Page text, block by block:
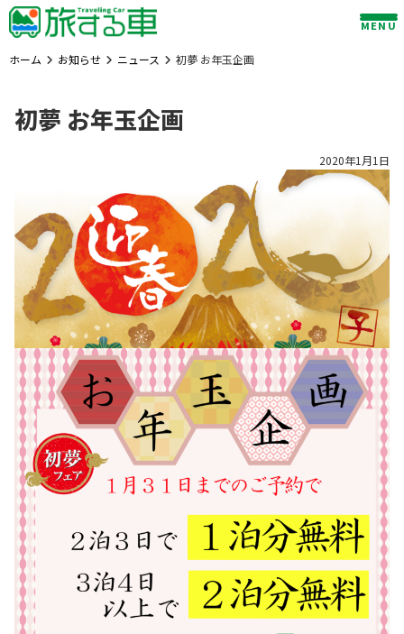
Skip
to
content
MENU
ホーム お知らせ ニュース 初夢 お年玉企画
初夢 お年玉企画
2020年1月1日